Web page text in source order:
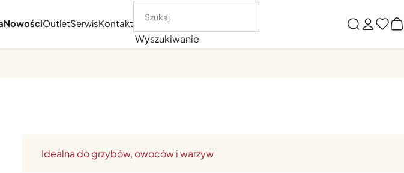
NowościOutletSerwisKontakt
Wyszukiwanie
Idealna do grzybów, owoców i warzyw